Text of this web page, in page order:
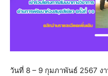
วันที่ 8 – 9 กุมภาพันธ์ 2567 ง